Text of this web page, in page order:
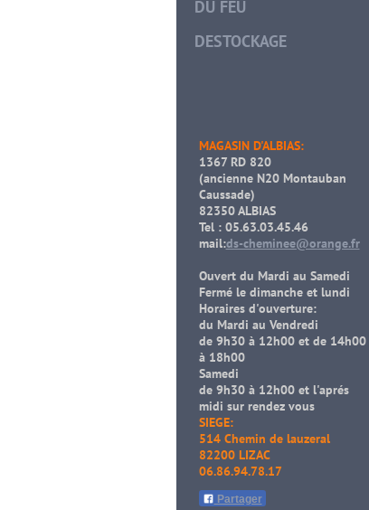
DU FEU
DESTOCKAGE
MAGASIN D'ALBIAS:
1367 RD 820
(ancienne N20 Montauban
Caussade)
82350 ALBIAS
Tel : 05.63.03.45.46
mail:ds-cheminee@orange.fr
Ouvert du Mardi au Samedi
Fermé le dimanche et lundi
Horaires d'ouverture:
du Mardi au Vendredi
de 9h30 à 12h00 et de 14h00
à 18h00
Samedi
de 9h30 à 12h00 et l'aprés
midi sur rendez vous
SIEGE:
514 Chemin de lauzeral
82200 LIZAC
06.86.94.78.17
Partager